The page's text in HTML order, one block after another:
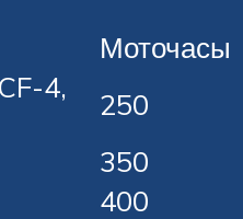
Моточасы
4,
250
350
400